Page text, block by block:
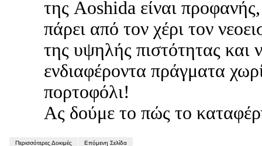
της Aoshida είναι
πάρει από τον χέρι τον
της υψηλής πιστότητας και
ενδιαφέροντα πράγματα
πορτοφόλι!
Ας δούμε το πώς το
Περισσότερες Δοκιμές Επόμενη Σελίδα